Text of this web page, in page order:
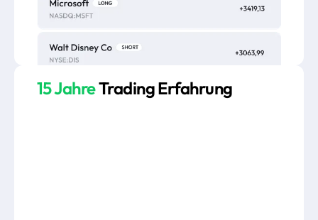
15 JahreTrading Erfahrung